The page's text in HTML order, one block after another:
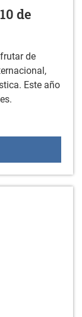
de
de
Este año
IRONMAN